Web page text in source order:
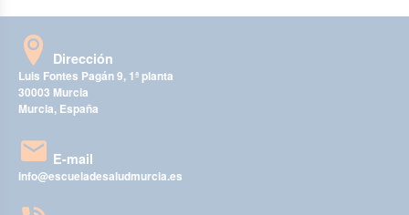
Dirección
Luis Fontes Pagán 9, 1ª planta
30003 Murcia
Murcia, España
E-mail
info@escueladesaludmurcia.es